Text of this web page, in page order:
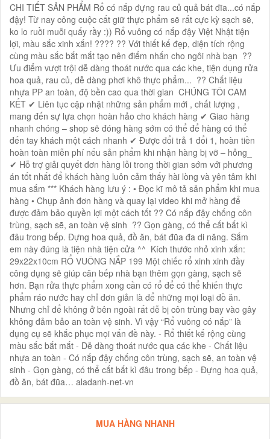
CHI TIẾT SẢN PHẨM Rổ có nắp đựng rau củ quả bát đĩa...có nắp
đậy! Từ nay công cuộc cất giữ thực phẩm sẽ rất cực kỳ sạch sẽ,
ko lo ruồi muỗi quấy rầy :)) Rổ vuông có nắp đậy Việt Nhật tiện
lợi, màu sắc xinh xắn! ???? ?? Với thiết kế đẹp, diện tích rộng
cùng màu sắc bắt mắt tạo nên điểm nhấn cho ngôi nhà bạn ??
Ưu điểm vượt trội dễ dàng thoát nước qua các khe, tiện dụng rửa
hoa quả, rau củ, dễ dàng phơi khô thực phẩm... ?? Chất liệu
nhựa PP an toàn, độ bền cao qua thời gian CHÚNG TÔI CAM
KẾT ✔ Liên tục cập nhật những sản phẩm mới , chất lượng ,
mang đến sự lựa chọn hoàn hảo cho khách hàng ✔ Giao hàng
nhanh chóng – shop sẽ đóng hàng sớm có thể để hàng có thể
đến tay khách một cách nhanh ✔ Được đổi trả 1 đổi 1, hoàn tiền
hoàn toàn miễn phí nếu sản phẩm khi nhận hàng bị vỡ – hỏng_
✔ Hỗ trợ giải quyết đơn hàng lỗi trong thời gian sớm với phương
án tốt nhất để khách hàng luôn cảm thấy hài lòng và yên tâm khi
mua sắm *** Khách hàng lưu ý : • Đọc kĩ mô tả sản phẩm khi mua
hàng • Chụp ảnh đơn hàng và quay lại video khi mở hàng để
được đảm bảo quyền lợi một cách tốt ?? Có nắp đậy chống côn
trùng, sạch sẽ, an toàn vệ sinh ?? Gọn gàng, có thể cất bất kì
đâu trong bếp. Đựng hoa quả, đồ ăn, bát đũa đa di năng. Sắm
em này đúng là tiện nhà tiện cửa ^^ Kích thước nhỏ xinh xắn:
29x22x10cm RỔ VUÔNG NẮP 199 Một chiếc rổ xinh xinh đầy
công dụng sẽ giúp căn bếp nhà bạn thêm gọn gàng, sạch sẽ
hơn. Bạn rửa thực phẩm xong cần có rổ để có thể khiến thực
phẩm ráo nước hay chỉ đơn giản là để những mọi loại đồ ăn.
Nhưng chỉ để không ở bên ngoài rất dễ bị côn trùng bay vào gây
không đảm bảo an toàn vệ sinh. Vì vậy “Rổ vuông có nắp” là
dụng cụ sẽ khắc phục mọi vấn đề này. - Rổ thiết kế rộng cùng
màu sắc bắt mắt - Dễ dàng thoát nước qua các khe - Chất liệu
nhựa an toàn - Có nắp đậy chống côn trùng, sạch sẽ, an toàn vệ
sinh - Gọn gàng, có thể cất bất kì đâu trong bếp - Đựng hoa quả,
đồ ăn, bát đũa… aladanh-net-vn
MUA HÀNG NHANH